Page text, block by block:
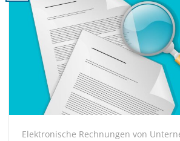
Elektronische Rechnungen von